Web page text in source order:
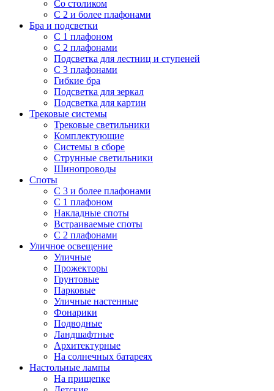
Со столиком
С 2 и более плафонами
Бра и подсветки
С 1 плафоном
С 2 плафонами
Подсветка для лестниц и ступеней
С 3 плафонами
Гибкие бра
Подсветка для зеркал
Подсветка для картин
Трековые системы
Трековые светильники
Комплектующие
Системы в сборе
Струнные светильники
Шинопроводы
Споты
С 3 и более плафонами
С 1 плафоном
Накладные споты
Встраиваемые споты
С 2 плафонами
Уличное освещение
Уличные
Прожекторы
Грунтовые
Парковые
Уличные настенные
Фонарики
Подводные
Ландшафтные
Архитектурные
На солнечных батареях
Настольные лампы
На прищепке